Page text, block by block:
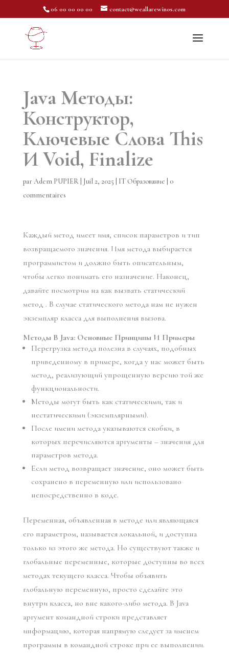
06 00 00 00 00 contact@weallarewinos.com
Java Методы:
Конструктор,
Ключевые Слова This
И Void, Finalize
parAdem PUPIER| Juil 2, 2025 IT Образование
0
commentaires
Каждый метод имеет имя, список параметров и тип
возвращаемого значения. Имя метода выбирается
программистом и должно быть описательным,
чтобы легко понимать его назначение. Наконец,
давайте посмотрим на как вызвать статический
метод . В случае статического метода нам не нужен
экземпляр класса для выполнения вызова.
Методы В Java: Основные Принципы И Примеры
Перегрузка метода полезна в случаях, подобных
приведенному в примере, когда у нас может быть
метод, реализующий упрощенную версию той же
функциональности.
Методы могут быть как статическими, так и
нестатическими (экземплярными).
После имени метода указываются скобки, в
которых перечисляются аргументы – значения для
параметров метода.
Если метод возвращает значение, оно может быть
сохранено в переменную или использовано
непосредственно в коде.
Переменная, объявленная в методе или являющаяся
его параметром, называется локальной, и доступна
только из этого же метода. Но существуют также и
глобальные переменные, которые доступны во всех
методах текущего класса. Чтобы объявить
глобальную переменную, просто сделайте это
внутри класса, но вне какого-либо метода. В Java
аргумент командной строки представляет
информацию, которая напрямую следует за именем
программы в командной строке при ее выполнении.